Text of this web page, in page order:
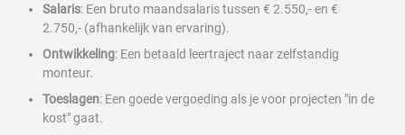
Salaris: Een bruto maandsalaris tussen € 2.550,- en €
2.750,- (afhankelijk van ervaring).
Ontwikkeling: Een betaald leertraject naar zelfstandig
monteur.
Toeslagen: Een goede vergoeding als je voor projecten "in de
kost" gaat.